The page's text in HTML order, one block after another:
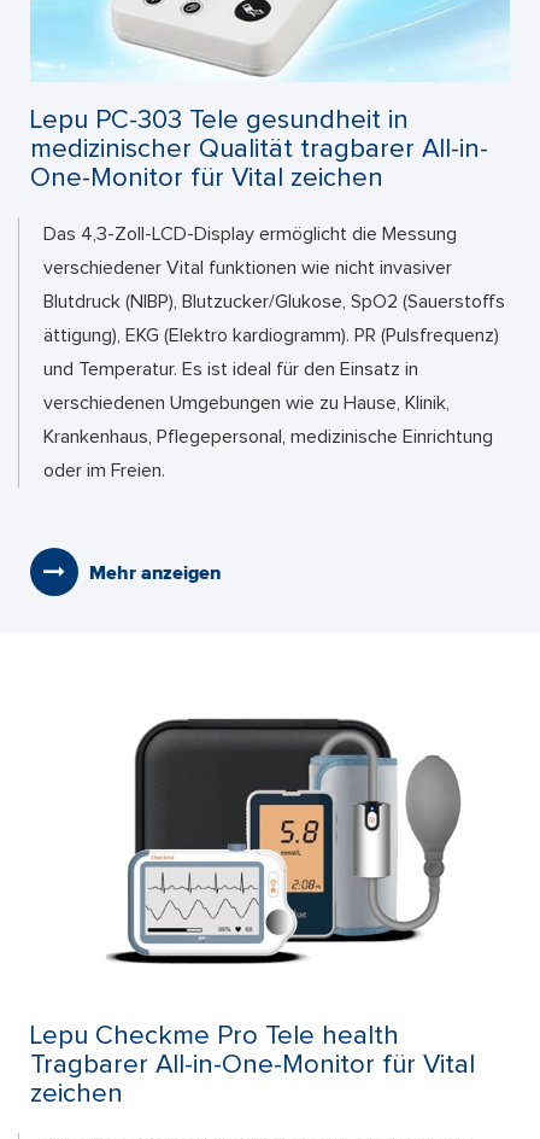
Lepu PC-303 Tele gesundheit in
medizinischer Qualität tragbarer All-in-
One-Monitor für Vital zeichen
Das 4,3-Zoll-LCD-Display ermöglicht die Messung
verschiedener Vital funktionen wie nicht invasiver
Blutdruck (NIBP), Blutzucker/Glukose, SpO2 (Sauerstoffs
ättigung), EKG (Elektro kardiogramm). PR (Pulsfrequenz)
und Temperatur. Es ist ideal für den Einsatz in
verschiedenen Umgebungen wie zu Hause, Klinik,
Krankenhaus, Pflegepersonal, medizinische Einrichtung
oder im Freien.
Mehr anzeigen
Lepu Checkme Pro Tele health
Tragbarer All-in-One-Monitor für Vital
zeichen